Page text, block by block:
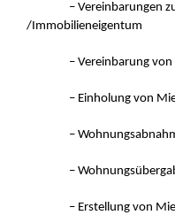
– Vereinbarungen zur
/Immobilieneigentum
– Vereinbarung von
– Einholung von
–
–
– Erstellung von